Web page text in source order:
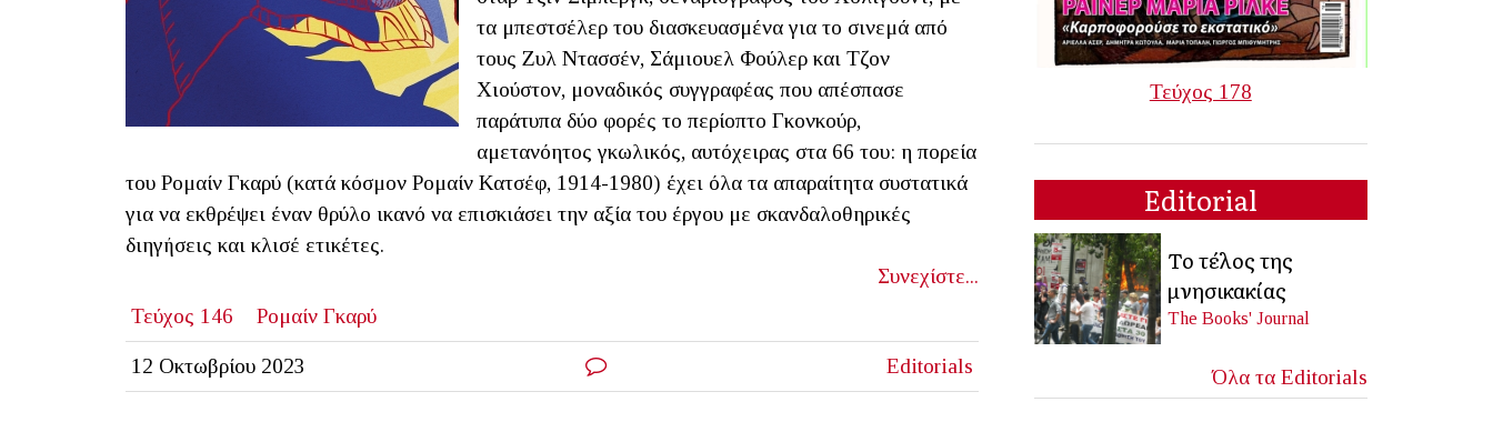
τα μπεστσέλερ του διασκευασμένα για το σινεμά από
τους Ζυλ Ντασσέν, Σάμιουελ Φούλερ και Τζον
Χιούστον, μοναδικός συγγραφέας που απέσπασε
παράτυπα δύο φορές το περίοπτο Γκονκούρ,
αμετανόητος γκωλικός, αυτόχειρας στα 66 του: η πορεία
του Ρομαίν Γκαρύ (κατά κόσμον Ρομαίν Κατσέφ, 1914-1980) έχει όλα τα απαραίτητα συστατικά
για να εκθρέψει έναν θρύλο ικανό να επισκιάσει την αξία του έργου με σκανδαλοθηρικές
διηγήσεις και κλισέ ετικέτες.
Συνεχίστε...
Τεύχος 146
Ρομαίν Γκαρύ
12 Οκτωβρίου 2023 Editorials
Τεύχος 178
Editorial
Το τέλος της
μνησικακίας
The Books' Journal
Όλα τα Editorials